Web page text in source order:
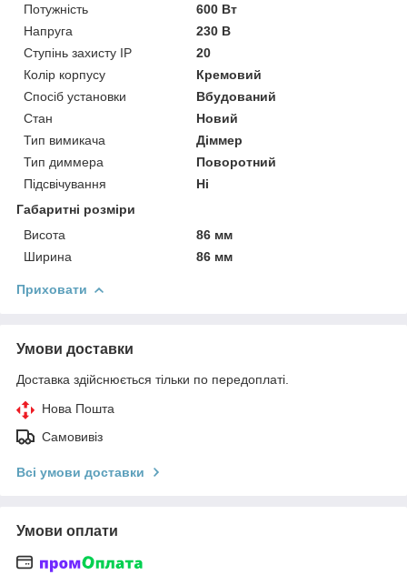
Потужність
600 Вт
Напруга
230 В
Ступінь захисту IP
20
Колір корпусу
Кремовий
Спосіб установки
Вбудований
Стан
Новий
Тип вимикача
Діммер
Тип диммера
Поворотний
Підсвічування
Ні
Габаритні розміри
Висота
86 мм
Ширина
86 мм
Приховати
Умови доставки
Доставка здійснюється тільки по передоплаті.
Нова Пошта
Самовивіз
Всі умови доставки
Умови оплати